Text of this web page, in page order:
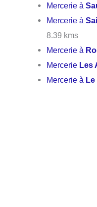
Mercerie à
Mercerie à
8.39 kms
Mercerie à
Mercerie Les
Mercerie à Le